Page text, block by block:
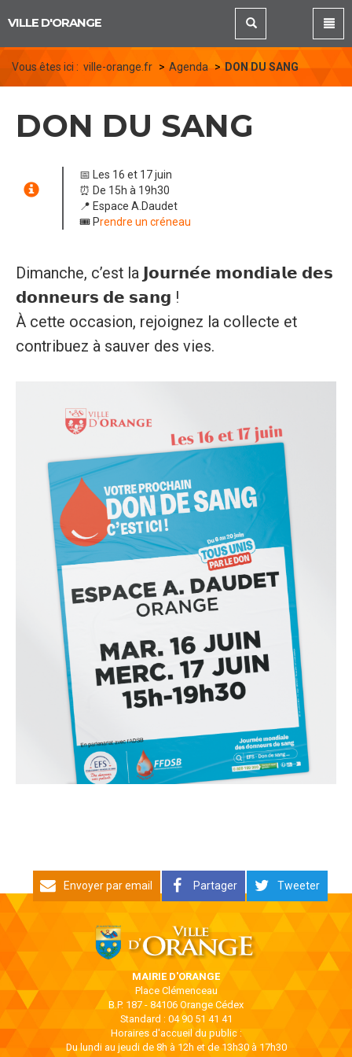
VILLE D'ORANGE
Vous êtes ici : ville-orange.fr Agenda DON DU SANG
DON DU SANG
📅 Les 16 et 17 juin
⏰ De 15h à 19h30
📍 Espace A.Daudet
🎟️ Prendre un créneau
Dimanche, c’est la 𝗝𝗼𝘂𝗿𝗻𝗲́𝗲 𝗺𝗼𝗻𝗱𝗶𝗮𝗹𝗲 𝗱𝗲𝘀
𝗱𝗼𝗻𝗻𝗲𝘂𝗿𝘀 𝗱𝗲 𝘀𝗮𝗻𝗴 !
À cette occasion, rejoignez la collecte et
contribuez à sauver des vies.
Envoyer par email Partager Tweeter
MAIRIE D'ORANGE
Place Clémenceau
B.P. 187 - 84106 Orange Cédex
Standard : 04 90 51 41 41
Horaires d'accueil du public :
Du lundi au jeudi de 8h à 12h et de 13h30 à 17h30